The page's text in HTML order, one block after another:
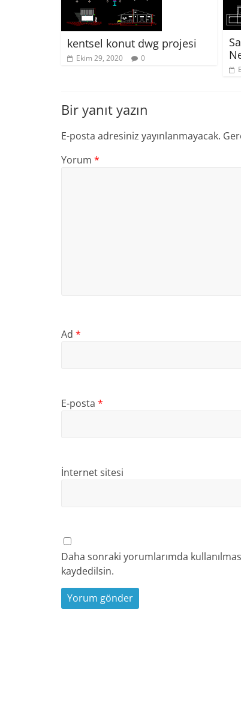
kentsel konut dwg projesi
Ekim 29, 2020 0
Bir yanıt yazın
E-posta adresiniz yayınlanmayacak.
Yorum *
Ad *
E-posta *
İnternet sitesi
Daha sonraki yorumlarımda
kaydedilsin.